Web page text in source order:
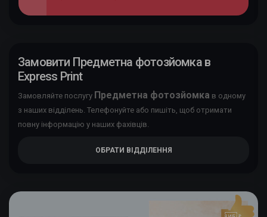
Замовити Предметна фотозйомка в
Express Print
Замовляйте послугу Предметна фотозйомка в одному
з наших відділень. Телефонуйте або пишіть, щоб отримати
повну інформацію у наших фахівців.
ОБРАТИ ВІДДІЛЕННЯ